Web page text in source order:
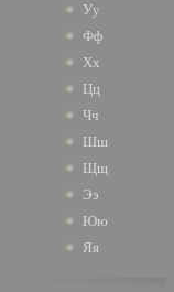
Уу
Фф
Хх
Цц
Чч
Шш
Щщ
Ээ
Юю
Яя